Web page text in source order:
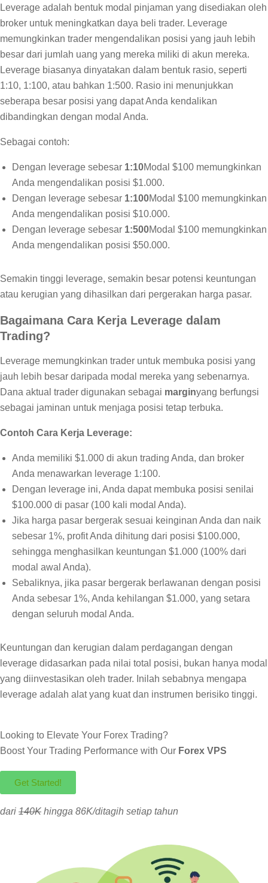
Leverage adalah bentuk modal pinjaman yang disediakan oleh
broker untuk meningkatkan daya beli trader. Leverage
memungkinkan trader mengendalikan posisi yang jauh lebih
besar dari jumlah uang yang mereka miliki di akun mereka.
Leverage biasanya dinyatakan dalam bentuk rasio, seperti
1:10, 1:100, atau bahkan 1:500. Rasio ini menunjukkan
seberapa besar posisi yang dapat Anda kendalikan
dibandingkan dengan modal Anda.
Sebagai contoh:
Dengan leverage sebesar 1:10Modal $100 memungkinkan
Anda mengendalikan posisi $1.000.
Dengan leverage sebesar 1:100Modal $100 memungkinkan
Anda mengendalikan posisi $10.000.
Dengan leverage sebesar 1:500Modal $100 memungkinkan
Anda mengendalikan posisi $50.000.
Semakin tinggi leverage, semakin besar potensi keuntungan
atau kerugian yang dihasilkan dari pergerakan harga pasar.
Bagaimana Cara Kerja Leverage dalam
Trading?
Leverage memungkinkan trader untuk membuka posisi yang
jauh lebih besar daripada modal mereka yang sebenarnya.
Dana aktual trader digunakan sebagai marginyang berfungsi
sebagai jaminan untuk menjaga posisi tetap terbuka.
Contoh Cara Kerja Leverage:
Anda memiliki $1.000 di akun trading Anda, dan broker
Anda menawarkan leverage 1:100.
Dengan leverage ini, Anda dapat membuka posisi senilai
$100.000 di pasar (100 kali modal Anda).
Jika harga pasar bergerak sesuai keinginan Anda dan naik
sebesar 1%, profit Anda dihitung dari posisi $100.000,
sehingga menghasilkan keuntungan $1.000 (100% dari
modal awal Anda).
Sebaliknya, jika pasar bergerak berlawanan dengan posisi
Anda sebesar 1%, Anda kehilangan $1.000, yang setara
dengan seluruh modal Anda.
Keuntungan dan kerugian dalam perdagangan dengan
leverage didasarkan pada nilai total posisi, bukan hanya modal
yang diinvestasikan oleh trader. Inilah sebabnya mengapa
leverage adalah alat yang kuat dan instrumen berisiko tinggi.
Looking to Elevate Your Forex Trading?
Boost Your Trading Performance with Our Forex VPS
Get Started!
dari 140K hingga 86K/ditagih setiap tahun